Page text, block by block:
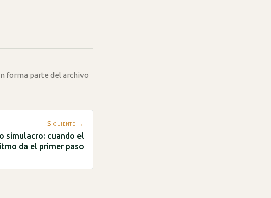
forma parte del archivo
Siguiente →
simulacro: cuando el
da el primer paso